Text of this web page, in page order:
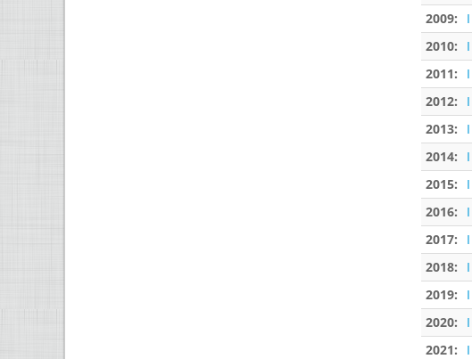
2009:
I
2010:
I
2011:
I
2012:
I
2013:
I
2014:
I
2015:
I
2016:
I
2017:
I
2018:
I
2019:
I
2020:
I
2021:
I